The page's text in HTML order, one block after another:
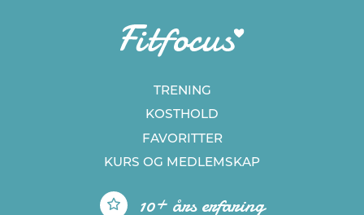
TRENING
KOSTHOLD
FAVORITTER
KURS OG MEDLEMSKAP
10+ års erfaring